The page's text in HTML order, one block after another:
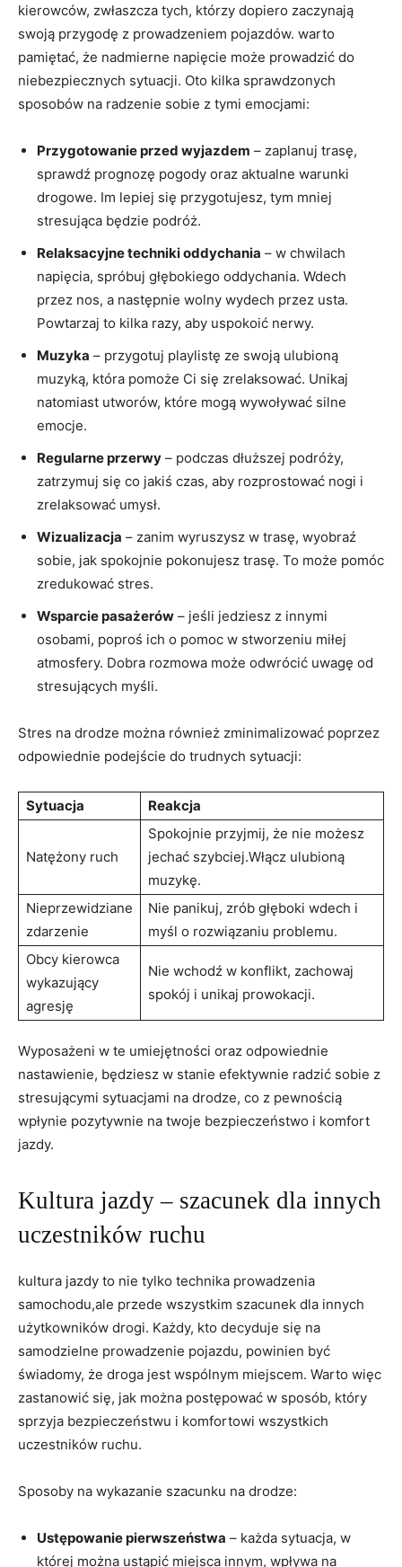
‌kierowców,⁤ zwłaszcza tych, którzy ​dopiero zaczynają
swoją przygodę⁣ z prowadzeniem pojazdów. warto
pamiętać, że nadmierne napięcie może prowadzić ⁣do
niebezpiecznych sytuacji.⁢ Oto kilka sprawdzonych
sposobów na radzenie sobie z tymi emocjami:
Przygotowanie przed wyjazdem –⁢ zaplanuj trasę,
sprawdź ​prognozę​ pogody oraz⁤ aktualne warunki
drogowe. Im ⁢lepiej się ⁣przygotujesz, tym mniej
stresująca‌ będzie podróż.
Relaksacyjne techniki‌ oddychania –‌ w chwilach
napięcia, spróbuj głębokiego oddychania. Wdech⁢
przez⁤ nos, a następnie wolny​ wydech ⁣przez ⁣usta.⁢
Powtarzaj to kilka razy, aby uspokoić nerwy.
Muzyka – przygotuj‍ playlistę ze swoją ulubioną
muzyką, która pomoże Ci się zrelaksować.⁤ Unikaj
natomiast utworów, które mogą wywoływać silne
emocje.
Regularne ‌przerwy – podczas ​dłuższej podróży,
zatrzymuj się co jakiś ‌czas, aby rozprostować nogi i⁣
zrelaksować umysł.
Wizualizacja – zanim wyruszysz w trasę, wyobraź
sobie, ‌jak spokojnie ‌pokonujesz trasę. To może pomóc
zredukować⁢ stres.
Wsparcie pasażerów – jeśli jedziesz z innymi
osobami, poproś ⁤ich⁣ o ‍pomoc w stworzeniu miłej
atmosfery. Dobra rozmowa może odwrócić ‍uwagę od​
stresujących myśli.
Stres na ⁤drodze⁤ można również zminimalizować poprzez
odpowiednie podejście do‍ trudnych sytuacji:
Sytuacja Reakcja
Natężony ruch
Spokojnie przyjmij, że nie możesz
jechać szybciej.Włącz⁤ ulubioną ​
muzykę.
Nieprzewidziane
zdarzenie
Nie ‌panikuj, ⁢zrób głęboki wdech i
⁢myśl o ⁣rozwiązaniu problemu.
Obcy kierowca⁢
wykazujący
agresję
Nie ⁢wchodź w konflikt, zachowaj
spokój i ⁤unikaj prowokacji.
Wyposażeni w te umiejętności oraz odpowiednie⁣
nastawienie, będziesz ⁣w​ stanie efektywnie radzić sobie z⁣
stresującymi sytuacjami na drodze,⁣ co z pewnością
wpłynie pozytywnie na twoje bezpieczeństwo‌ i komfort
jazdy.
Kultura jazdy –‌ szacunek‌ dla innych
uczestników ruchu
kultura jazdy to nie tylko‍ technika prowadzenia
samochodu,ale⁢ przede wszystkim szacunek dla innych‍
użytkowników drogi. Każdy, kto ⁣decyduje się na
samodzielne prowadzenie pojazdu,⁢ powinien być⁢
świadomy,⁣ że droga jest wspólnym miejscem. Warto więc
zastanowić się, jak można postępować w sposób, który
sprzyja bezpieczeństwu i komfortowi wszystkich
‌uczestników ruchu.
Sposoby ⁤na wykazanie szacunku na drodze:
Ustępowanie pierwszeństwa – każda⁤ sytuacja, w
której można ustąpić⁤ miejsca innym, wpływa na